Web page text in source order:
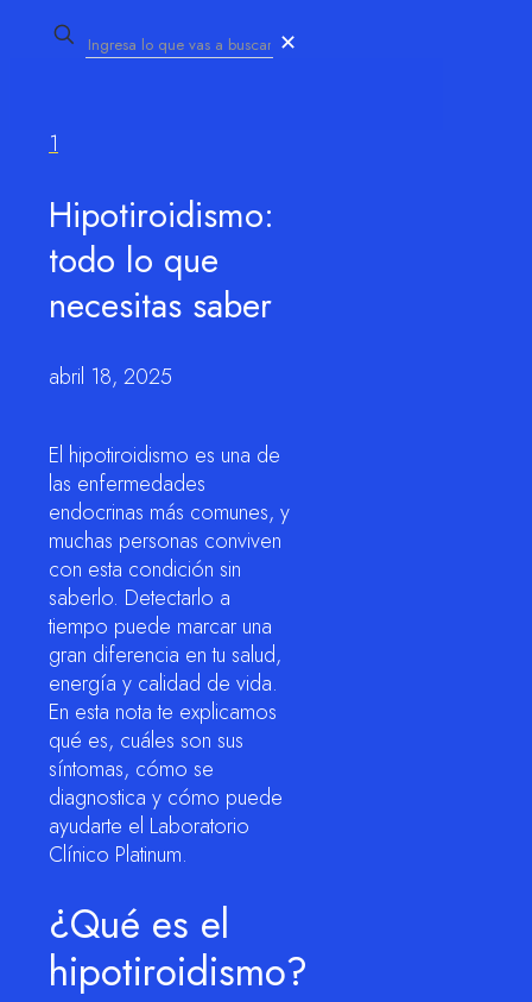
✕
1
Hipotiroidismo:
todo lo que
necesitas saber
abril 18, 2025
El hipotiroidismo es una de
las enfermedades
endocrinas más comunes, y
muchas personas conviven
con esta condición sin
saberlo. Detectarlo a
tiempo puede marcar una
gran diferencia en tu salud,
energía y calidad de vida.
En esta nota te explicamos
qué es, cuáles son sus
síntomas, cómo se
diagnostica y cómo puede
ayudarte el Laboratorio
Clínico Platinum.
¿Qué es el
hipotiroidismo?